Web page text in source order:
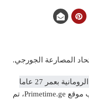
المصارعة الجورجي.
ولم يتم تحديد سبب وفاة الرياضي. وبحسب موقع Primetime.ge، تم